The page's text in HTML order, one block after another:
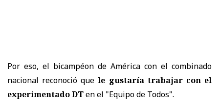
Por eso, el bicampéon de América con el combinado
nacional reconoció quele gustaría trabajar con el
experimentado DTen el "Equipo de Todos".